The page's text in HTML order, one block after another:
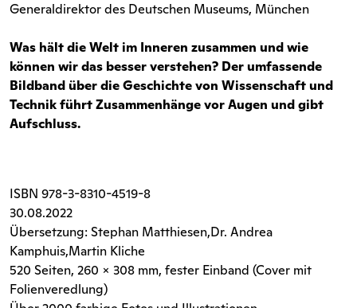
Generaldirektor des Deutschen Museums, München
Was hält die Welt im Inneren zusammen und wie
können wir das besser verstehen? Der umfassende
Bildband über die Geschichte von Wissenschaft und
Technik führt Zusammenhänge vor Augen und gibt
Aufschluss.
ISBN 978-3-8310-4519-8
30.08.2022
Übersetzung: Stephan Matthiesen,Dr. Andrea
Kamphuis,Martin Kliche
520 Seiten, 260 x 308 mm, fester Einband (Cover mit
Folienveredlung)